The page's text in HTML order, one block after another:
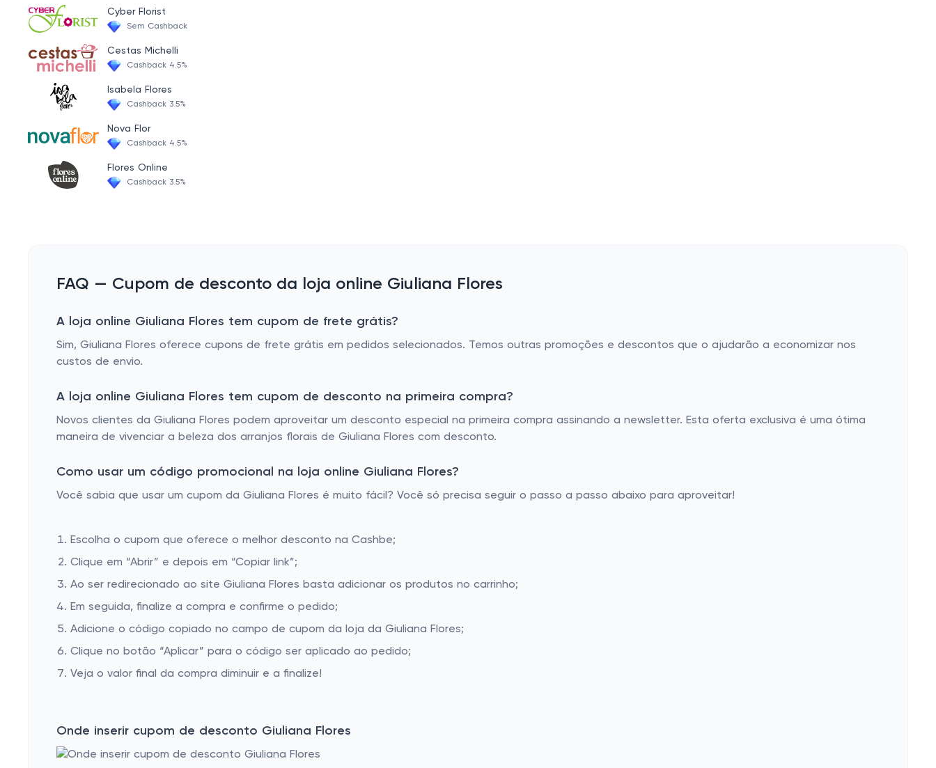
BEBÊS E CRIANÇAS
PERFUMARIA
JOIAS E BIJUTERIAS
ACESSÓRIOS
Cyber Florist
Sem Cashback
Cestas Michelli
Cashback 4.5%
Isabela Flores
Cashback 3.5%
Nova Flor
Cashback 4.5%
Flores Online
Cashback 3.5%
FAQ — Cupom de desconto da loja online Giuliana Flores
A loja online Giuliana Flores tem cupom de frete grátis?
Sim, Giuliana Flores oferece cupons de frete grátis em pedidos selecionados. Temos outras promoções e descontos que o ajudarão a economizar nos
custos de envio.
A loja online Giuliana Flores tem cupom de desconto na primeira compra?
Novos clientes da Giuliana Flores podem aproveitar um desconto especial na primeira compra assinando a newsletter. Esta oferta exclusiva é uma ótima
maneira de vivenciar a beleza dos arranjos florais de Giuliana Flores com desconto.
Como usar um código promocional na loja online Giuliana Flores?
Você sabia que usar um cupom da Giuliana Flores é muito fácil? Você só precisa seguir o passo a passo abaixo para aproveitar!
Escolha o cupom que oferece o melhor desconto na Cashbe;
Clique em “Abrir” e depois em “Copiar link”;
Ao ser redirecionado ao site Giuliana Flores basta adicionar os produtos no carrinho;
Em seguida, finalize a compra e confirme o pedido;
Adicione o código copiado no campo de cupom da loja da Giuliana Flores;
Clique no botão “Aplicar” para o código ser aplicado ao pedido;
Veja o valor final da compra diminuir e a finalize!
Onde inserir cupom de desconto Giuliana Flores